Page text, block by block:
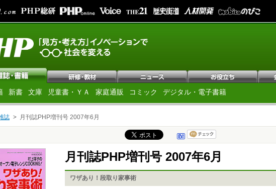
新書 文庫 児童書・ＹＡ 家庭通販 コミック デジタル・電子書籍
誌 月刊誌PHP増刊号 2007年6月
月刊誌PHP増刊号 2007年6月
ワザあり！段取り家事術